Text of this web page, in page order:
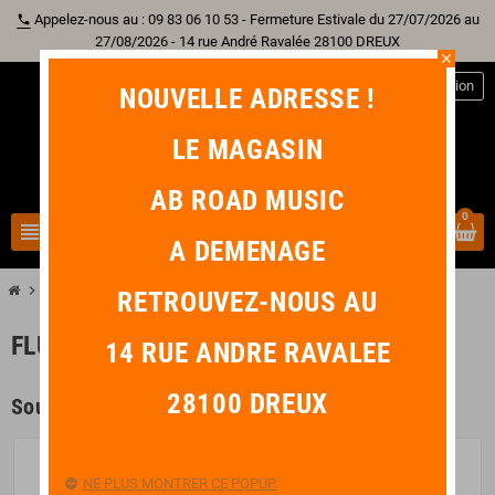
phone Appelez-nous au : 09 83 06 10 53 - Fermeture Estivale du 27/07/2026 au
27/08/2026 - 14 rue André Ravalée 28100 DREUX
view_headline
Connexion
0
chevron_right Autre Instrumentchevron_right Flûte Traversière
FLÛTE TRAVERSIÈRE
Sous-catégories
close
NOUVELLE ADRESSE !
LE MAGASIN
AB ROAD MUSIC
A DEMENAGE
RETROUVEZ-NOUS AU
14 RUE ANDRE RAVALEE
28100 DREUX
NE PLUS MONTRER CE POPUP.